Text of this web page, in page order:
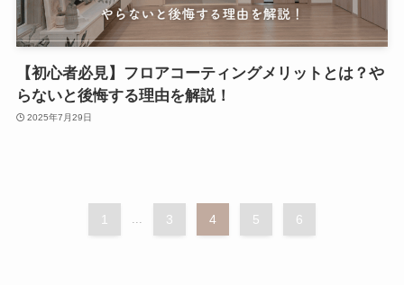
【初心者必見】フロアコーティングメリットとは？や
らないと後悔する理由を解説！
2025年7月29日
1 ... 3 4 5 6